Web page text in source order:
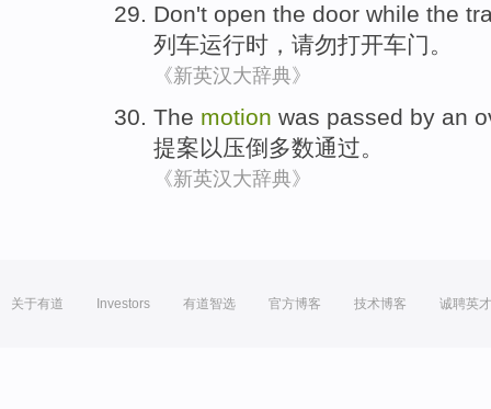
Don't open the door while the
列车运行时 ， 请勿打开车门。
《新英汉大辞典》
The motion was passed by an
提案以压倒 多数通过。
《新英汉大辞典》
关于有道 Investors 有道智选 官方博客 技术博客 诚聘英才